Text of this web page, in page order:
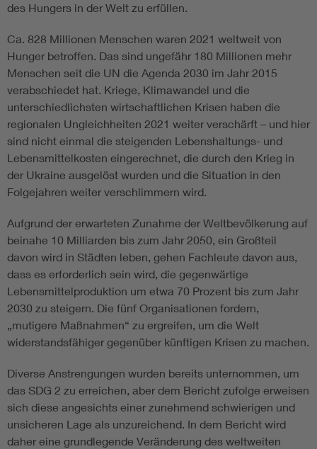
des Hungers in der Welt zu erfüllen.
Ca. 828 Millionen Menschen waren 2021 weltweit von
Hunger betroffen. Das sind ungefähr 180 Millionen mehr
Menschen seit die UN die Agenda 2030 im Jahr 2015
verabschiedet hat. Kriege, Klimawandel und die
unterschiedlichsten wirtschaftlichen Krisen haben die
regionalen Ungleichheiten 2021 weiter verschärft – und hier
sind nicht einmal die steigenden Lebenshaltungs- und
Lebensmittelkosten eingerechnet, die durch den Krieg in
der Ukraine ausgelöst wurden und die Situation in den
Folgejahren weiter verschlimmern wird.
Aufgrund der erwarteten Zunahme der Weltbevölkerung auf
beinahe 10 Milliarden bis zum Jahr 2050, ein Großteil
davon wird in Städten leben, gehen Fachleute davon aus,
dass es erforderlich sein wird, die gegenwärtige
Lebensmittelproduktion um etwa 70 Prozent bis zum Jahr
2030 zu steigern. Die fünf Organisationen fordern,
„mutigere Maßnahmen“ zu ergreifen, um die Welt
widerstandsfähiger gegenüber künftigen Krisen zu machen.
Diverse Anstrengungen wurden bereits unternommen, um
das SDG 2 zu erreichen, aber dem Bericht zufolge erweisen
sich diese angesichts einer zunehmend schwierigen und
unsicheren Lage als unzureichend. In dem Bericht wird
daher eine grundlegende Veränderung des weltweiten